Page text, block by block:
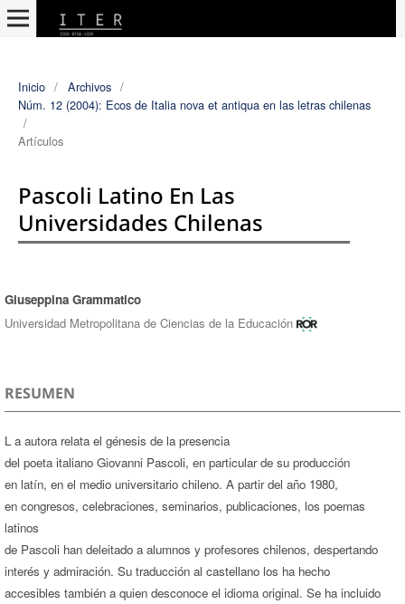
Inicio / Archivos /
Núm. 12 (2004): Ecos de Italia nova et antiqua en las letras chilenas
/
Artículos
Pascoli Latino En Las
Universidades Chilenas
Autores/as
Giuseppina Grammatico
Universidad Metropolitana de Ciencias de la Educación
RESUMEN
L a autora relata el génesis de la presencia
del poeta italiano Giovanni Pascoli, en particular de su producción
en latín, en el medio universitario chileno. A partir del año 1980,
en congresos, celebraciones, seminarios, publicaciones, los poemas
latinos
de Pascoli han deleitado a alumnos y profesores chilenos, despertando
interés y admiración. Su traducción al castellano los ha hecho
accesibles también a quien desconoce el idioma original. Se ha incluido